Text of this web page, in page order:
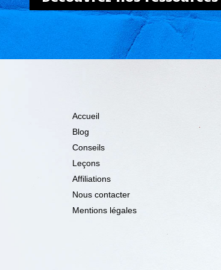
Accueil
Blog
Conseils
Leçons
Affiliations
Nous contacter
Mentions légales